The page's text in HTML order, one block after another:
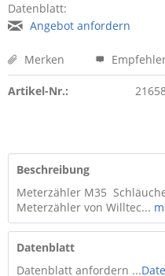
Datenblatt:
Angebot anfordern
Merken
Artikel-Nr.:
Beschreibung
Meterzähler M35
Meterzähler von Willtec...
Datenblatt
Datenblatt anfordern ...